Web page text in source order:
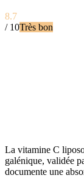
8.7
/ 10Très bon
La vitamine C
galénique, validée
documente une